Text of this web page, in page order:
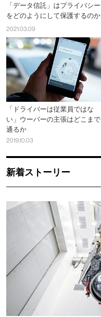
「データ信託」はプライバシー
をどのようにして保護するのか
2021.03.09
「ドライバーは従業員ではな
い」ウーバーの主張はどこまで
通るか
2019.10.03
新着ストーリー